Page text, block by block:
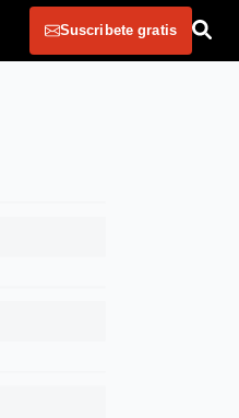
Suscribete gratis